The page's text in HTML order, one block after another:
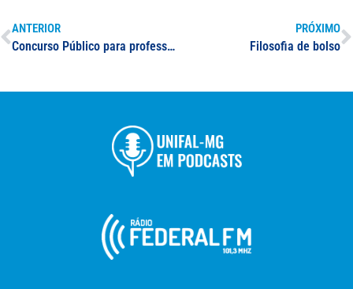
ANTERIOR
Concurso Público para professor(a) de medicina: especialista em Reumatologia
PRÓXIMO
Filosofia de bolso